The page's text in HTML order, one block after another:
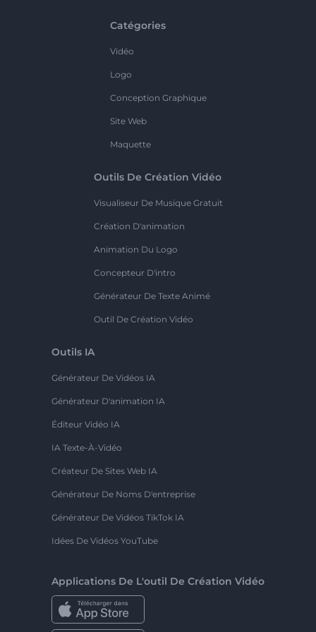
Catégories
Vidéo
Logo
Conception Graphique
Site Web
Maquette
Outils De Création Vidéo
Visualiseur De Musique Gratuit
Création D'animation
Animation Du Logo
Concepteur D'intro
Générateur De Texte Animé
Outil De Création Vidéo
Outils IA
Générateur De Vidéos IA
Générateur D'animation IA
Éditeur Vidéo IA
IA Texte-À-Vidéo
Créateur De Sites Web IA
Générateur De Noms D'entreprise
Générateur De Vidéos TikTok IA
Idées De Vidéos YouTube
Applications De L'outil De Création Vidéo